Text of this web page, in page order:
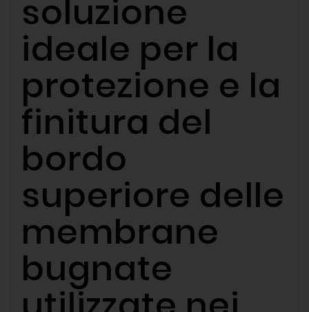
soluzione
ideale per la
protezione e la
finitura del
bordo
superiore delle
membrane
bugnate